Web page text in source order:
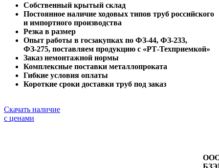
Собственный крытый склад
Постоянное наличие ходовых типов труб российского
и импортного производства
Резка в размер
Опыт работы в госзакупках по ФЗ-44, ФЗ-233,
ФЗ-275, поставляем продукцию с «РТ-Техприемкой»
Заказ немонтажной нормы
Комплексные поставки металлопроката
Гибкие условия оплаты
Короткие сроки доставки труб под заказ
Скачать наличие
с ценами
ООО